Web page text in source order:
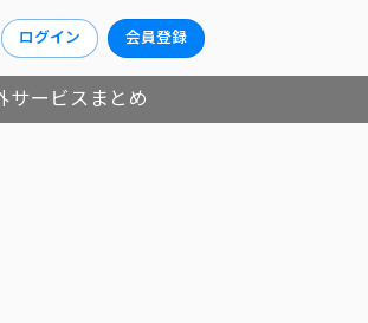
ログイン 会員登録
サービスまとめ